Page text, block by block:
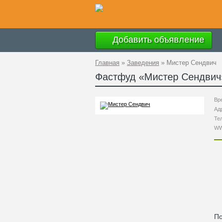
Добавить объявление
Главная » Заведения » Мистер Сендвич
Фастфуд «Мистер Сендвич